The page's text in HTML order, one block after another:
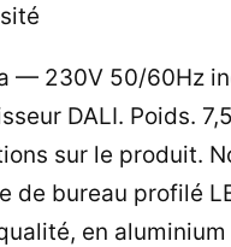
— 230V 50/60Hz
DALI. Poids.
sur le produit.
de bureau profilé
en aluminium